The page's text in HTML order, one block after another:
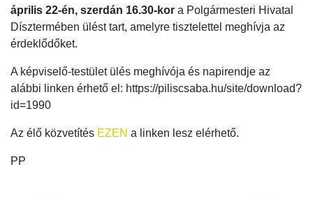
április 22-én, szerdán 16.30-kor a Polgármesteri Hivatal
Dísztermében ülést tart, amelyre tisztelettel meghívja az
érdeklődőket.
A képviselő-testület ülés meghívója és napirendje az
alábbi linken érhető el: https://piliscsaba.hu/site/download?
id=1990
Az élő közvetítés EZEN a linken lesz elérhető.
PP